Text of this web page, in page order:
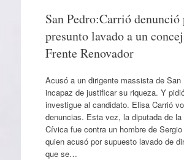
San Pedro:Carrió denunció
presunto lavado a un
Frente Renovador
Acusó a un dirigente massista de San
incapaz de justificar su riqueza. Y
investigue al candidato. Elisa Carrió
denuncias. Esta vez, la diputada de la
Cívica fue contra un hombre de
quien acusó por supuesto lavado de
que se…